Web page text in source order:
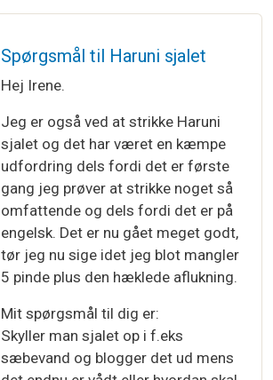
Spørgsmål til Haruni sjalet
Hej Irene.
Jeg er også ved at strikke Haruni
sjalet og det har været en kæmpe
udfordring dels fordi det er første
gang jeg prøver at strikke noget så
omfattende og dels fordi det er på
engelsk. Det er nu gået meget godt,
tør jeg nu sige idet jeg blot mangler
5 pinde plus den hæklede aflukning.
Mit spørgsmål til dig er:
Skyller man sjalet op i f.eks
sæbevand og blogger det ud mens